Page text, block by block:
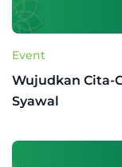
Event
Wujudkan Cita-
Syawal